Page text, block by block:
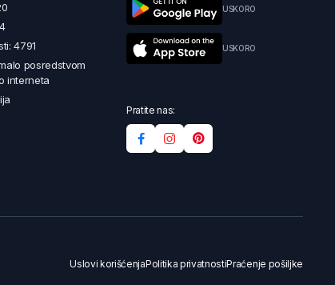
4791
posredstvom
interneta
USKORO
USKORO
Pratite nas:
Uslovi korišćenjaPolitika privatnostiPraćenje pošiljke